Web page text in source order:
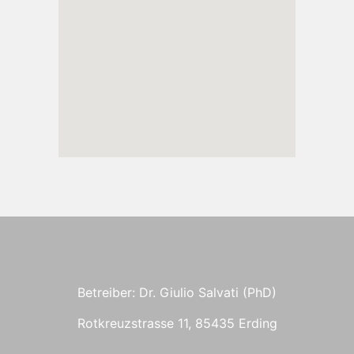
Betreiber: Dr. Giulio Salvati (PhD)
Rotkreuzstrasse 11, 85435 Erding